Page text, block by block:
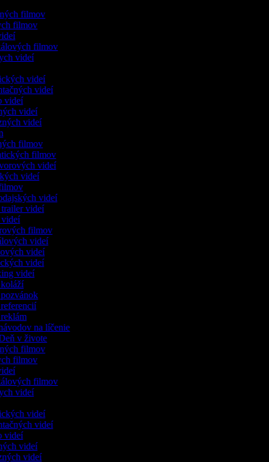
filmov
filmov
filmov
videí
videí
videí
videí
videí
videí
filmov
filmov
videí
videí
videí
trailer videí
videí
filmov
videí
videí
videí
videí
koláží
na líčenie
v živote
filmov
filmov
filmov
videí
videí
videí
videí
videí
videí